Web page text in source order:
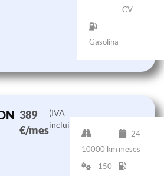
CV
Gasolina
389
€/mes
(IVA
incluido)
10000 km
24
meses
150